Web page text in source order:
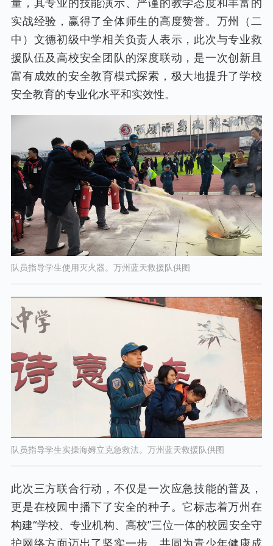
实战经验，赢得了全体师生的高度赞誉。万州（二
中）文德初级中学相关负责人表示，此次与专业救
援队伍及高校安全团队的深度联动，是一次创新且
富有成效的安全教育模式探索，极大地提升了学校
安全教育的专业化水平和实效性。
队员指导学生使用灭火器。万州蓝天救援队供图
队员指导学生实操海姆立克急救法。万州蓝天救援队供图
此次三方联合行动，不仅是一次应急技能的普及，
更是在校园中播下了安全的种子。它标志着万州在
构建“学校、专业机构、高校”三位一体的校园安全守
护网络方面迈出了坚实一步，共同为青少年健康成